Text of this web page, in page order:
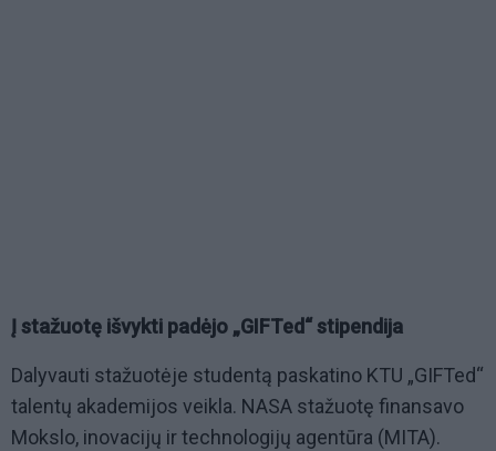
Į stažuotę išvykti padėjo „GIFTed“ stipendija
Dalyvauti stažuotėje studentą paskatino KTU „GIFTed“
talentų akademijos veikla. NASA stažuotę finansavo
Mokslo, inovacijų ir technologijų agentūra (MITA).